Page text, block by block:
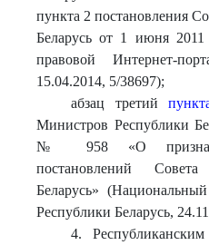
пункта 2 постановления
Беларусь от 1 июня
правовой Интернет-
15.04.2014, 5/38697);
абзац третий
Министров Республики
№ 958 «О
постановлений
Беларусь»
Республики Беларусь,
4. Республиканским